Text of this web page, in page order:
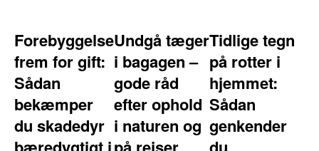
Forebyggelse
frem for gift:
Sådan
bekæmper
du skadedyr
Undgå tæger
i bagagen –
gode råd
efter ophold
i naturen og
Tidlige tegn
på rotter i
hjemmet:
Sådan
genkender